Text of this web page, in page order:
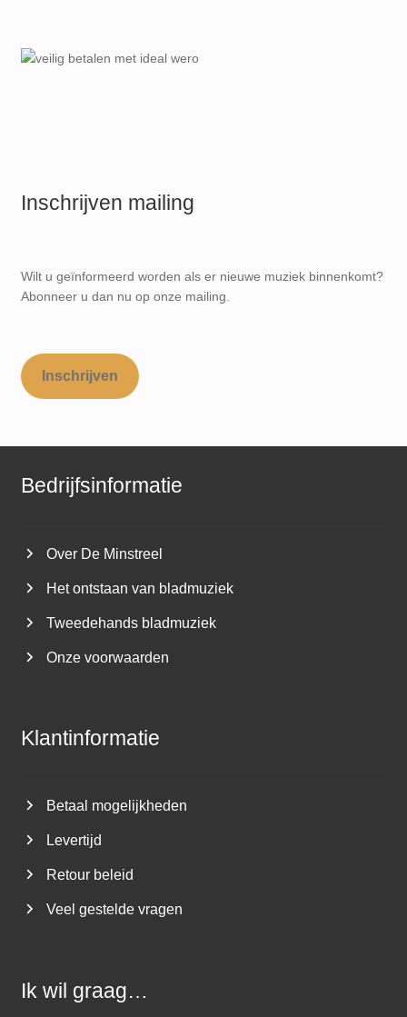
Inschrijven mailing
Wilt u geïnformeerd worden als er nieuwe muziek binnenkomt?
Abonneer u dan nu op onze mailing.
Inschrijven
Bedrijfsinformatie
Over De Minstreel
Het ontstaan van bladmuziek
Tweedehands bladmuziek
Onze voorwaarden
Klantinformatie
Betaal mogelijkheden
Levertijd
Retour beleid
Veel gestelde vragen
Ik wil graag…